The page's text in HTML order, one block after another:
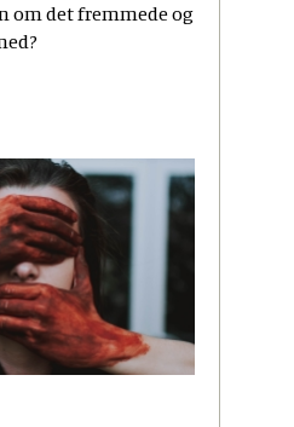
om det fremmede og